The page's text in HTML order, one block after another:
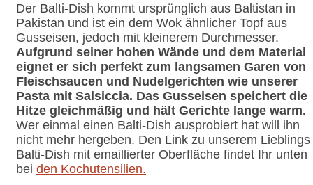
Der Balti-Dish kommt ursprünglich aus Baltistan in
Pakistan und ist ein dem Wok ähnlicher Topf aus
Gusseisen, jedoch mit kleinerem Durchmesser.
Aufgrund seiner hohen Wände und dem Material
eignet er sich perfekt zum langsamen Garen von
Fleischsaucen und Nudelgerichten wie unserer
Pasta mit Salsiccia. Das Gusseisen speichert die
Hitze gleichmäßig und hält Gerichte lange warm.
Wer einmal einen Balti-Dish ausprobiert hat will ihn
nicht mehr hergeben. Den Link zu unserem Lieblings
Balti-Dish mit emaillierter Oberfläche findet Ihr unten
bei den Kochutensilien.